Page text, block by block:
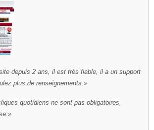
depuis 2 ans, il est très fiable, il a un support
plus de renseignements.
quotidiens ne sont pas obligatoires,